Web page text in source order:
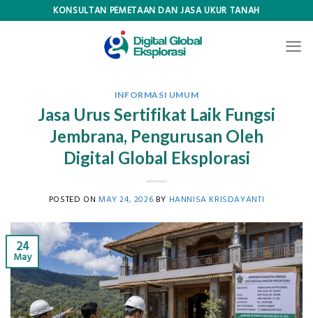
KONSULTAN PEMETAAN DAN JASA UKUR TANAH
INFORMASI UMUM
Jasa Urus Sertifikat Laik Fungsi
Jembrana, Pengurusan Oleh
Digital Global Eksplorasi
POSTED ON MAY 24, 2026 BY HANNISA KRISDAYANTI
24
May